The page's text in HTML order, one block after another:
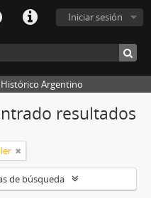
Iniciar sesión
Argentino
resultados
de búsqueda